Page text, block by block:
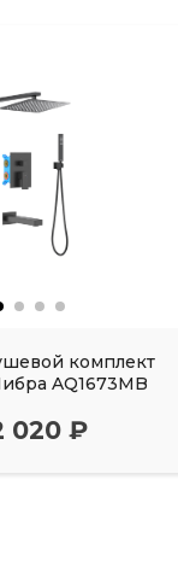
комплект
AQ1673MB
020 ₽